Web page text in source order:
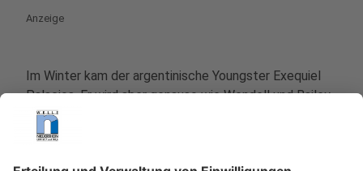
Anzeige
Im Winter kam der argentinische Youngster Exequiel
Palacios. Er wird aber genauso wie Wendell und Bailey
erst einmal gesperrt fehlen. Ein Vorteil für Bayer? Der
vermeintlich leichte Auftakt gegen Paderborn und